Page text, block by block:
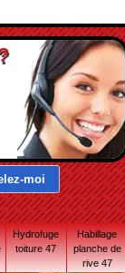
Hydrofuge
toiture 47
Habillage
planche de
rive 47